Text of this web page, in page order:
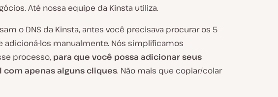
Até nossa equipe da Kinsta utiliza.
o DNS da Kinsta, antes você precisava procurar os 5
adicioná-los manualmente. Nós simplificamos
processo, para que você possa adicionar seus
com apenas alguns cliques. Não mais que copiar/colar